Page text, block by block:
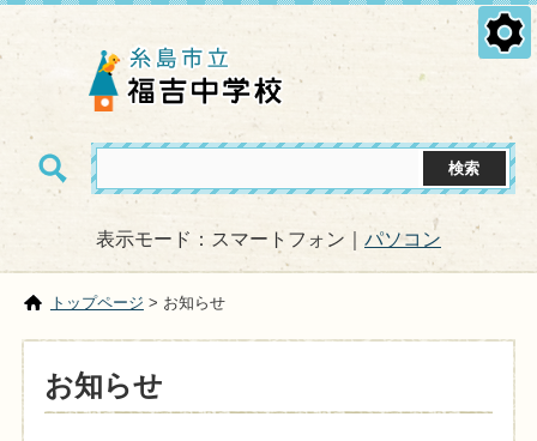
表示モード：スマートフォン｜ パソコン
トップページ > お知らせ
お知らせ